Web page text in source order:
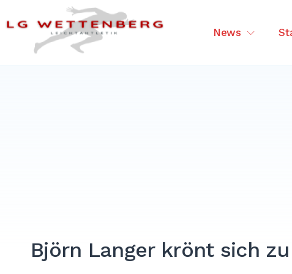
to
content
LG Wettenberg – Sport inNews
Björn Langer krönt sich